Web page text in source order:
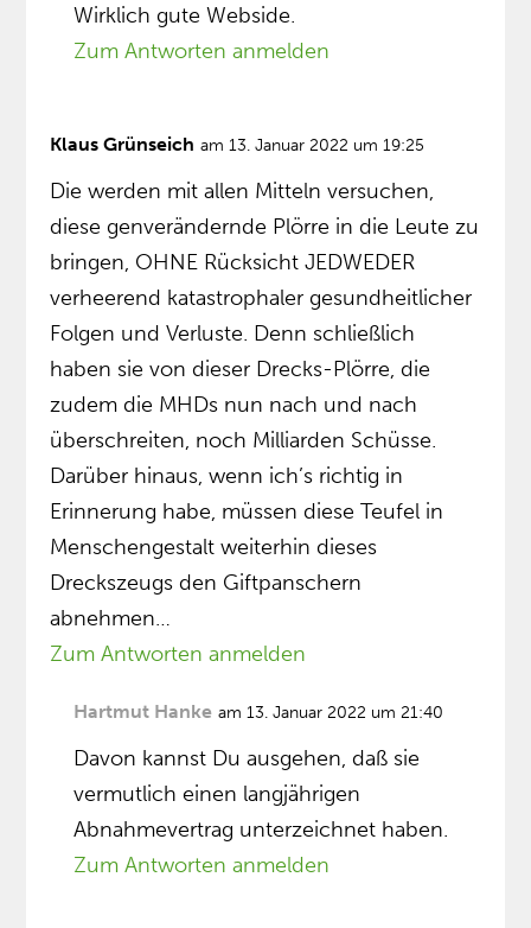
Wirklich gute Webside.
Zum Antworten anmelden
Klaus Grünseich am 13. Januar 2022 um 19:25
Die werden mit allen Mitteln versuchen,
diese genverändernde Plörre in die Leute zu
bringen, OHNE Rücksicht JEDWEDER
verheerend katastrophaler gesundheitlicher
Folgen und Verluste. Denn schließlich
haben sie von dieser Drecks-Plörre, die
zudem die MHDs nun nach und nach
überschreiten, noch Milliarden Schüsse.
Darüber hinaus, wenn ich’s richtig in
Erinnerung habe, müssen diese Teufel in
Menschengestalt weiterhin dieses
Dreckszeugs den Giftpanschern
abnehmen…
Zum Antworten anmelden
Hartmut Hanke am 13. Januar 2022 um 21:40
Davon kannst Du ausgehen, daß sie
vermutlich einen langjährigen
Abnahmevertrag unterzeichnet haben.
Zum Antworten anmelden